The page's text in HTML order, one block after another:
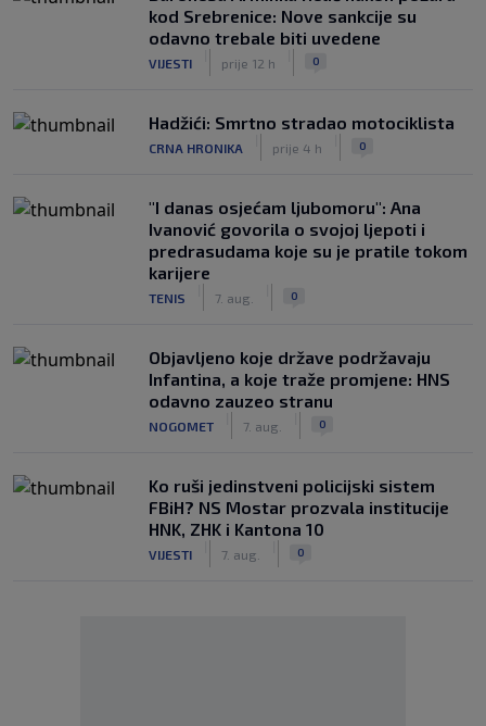
kod Srebrenice: Nove sankcije su
odavno trebale biti uvedene
VIJESTI prije 12 h 0
Hadžići: Smrtno stradao motociklista
CRNA HRONIKA prije 4 h 0
"I danas osjećam ljubomoru": Ana
Ivanović govorila o svojoj ljepoti i
predrasudama koje su je pratile tokom
karijere
TENIS 7. aug. 0
Objavljeno koje države podržavaju
Infantina, a koje traže promjene: HNS
odavno zauzeo stranu
NOGOMET 7. aug. 0
Ko ruši jedinstveni policijski sistem
FBiH? NS Mostar prozvala institucije
HNK, ZHK i Kantona 10
VIJESTI 7. aug. 0